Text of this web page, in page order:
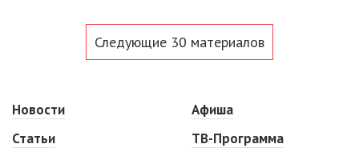
Следующие 30 материалов
Новости
Статьи
Афиша
ТВ-Программа